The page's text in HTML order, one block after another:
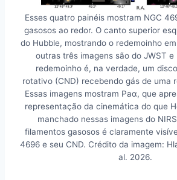
Esses quatro painéis mostram NGC
gasosos ao redor. O canto superior
do Hubble, mostrando o redemoinho
outras três imagens são do JWST
redemoinho é, na verdade, um
rotativo (CND) recebendo gás de uma
Essas imagens mostram Paα, que
representação da cinemática do que
manchado nessas imagens do
filamentos gasosos é claramente
4696 e seu CND. Crédito da imagem:
al. 2026.